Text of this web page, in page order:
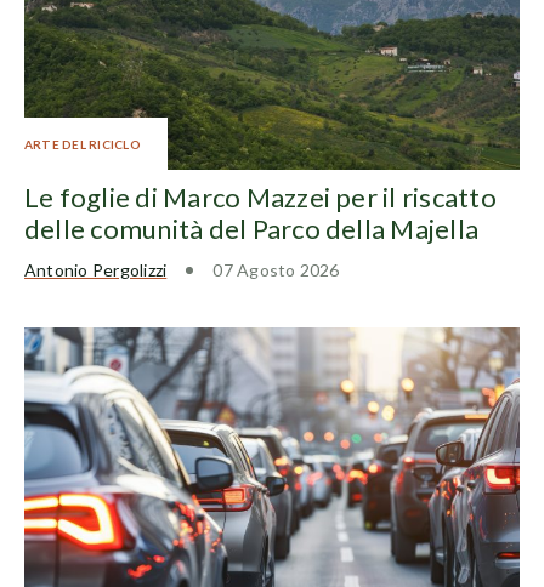
ARTE DEL RICICLO
Le foglie di Marco Mazzei per il riscatto
delle comunità del Parco della Majella
Antonio Pergolizzi 07 Agosto 2026